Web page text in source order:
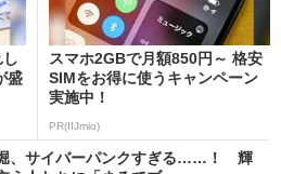
盛
スマホ2GBで月額850円～ 格安
SIMをお得に使うキャンペーン
実施中！
PR(IIJmio)
、サイバーパンクすぎる……！ 輝